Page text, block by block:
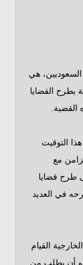
هي
بطرح القضايا
القضية.
التوقيت
مع
طرح قضايا
في العديد
القيام
هو أن يطلب من